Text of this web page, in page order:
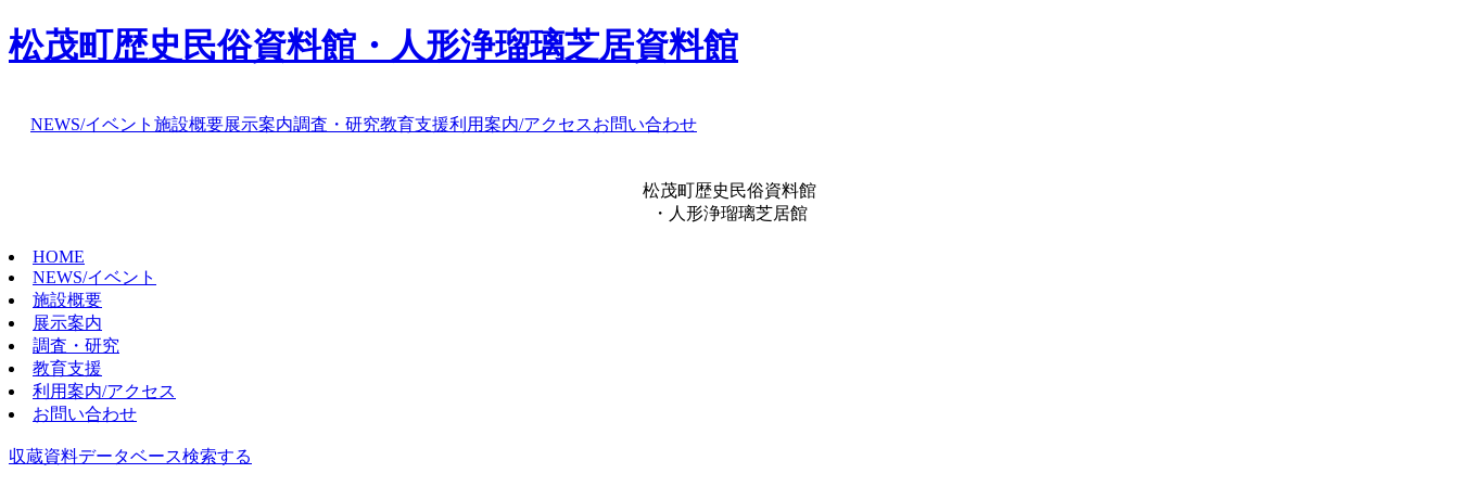
松茂町歴史民俗資料館・人形浄瑠璃芝居資料館
NEWS/イベント 施設概要展示案内調査・研究教育支援利用案内/アクセスお問い合わせ
松茂町歴史民俗資料館
・人形浄瑠璃芝居館
HOME
NEWS/イベント
施設概要
展示案内
調査・研究
教育支援
利用案内/アクセス
お問い合わせ
収蔵資料データベース検索する